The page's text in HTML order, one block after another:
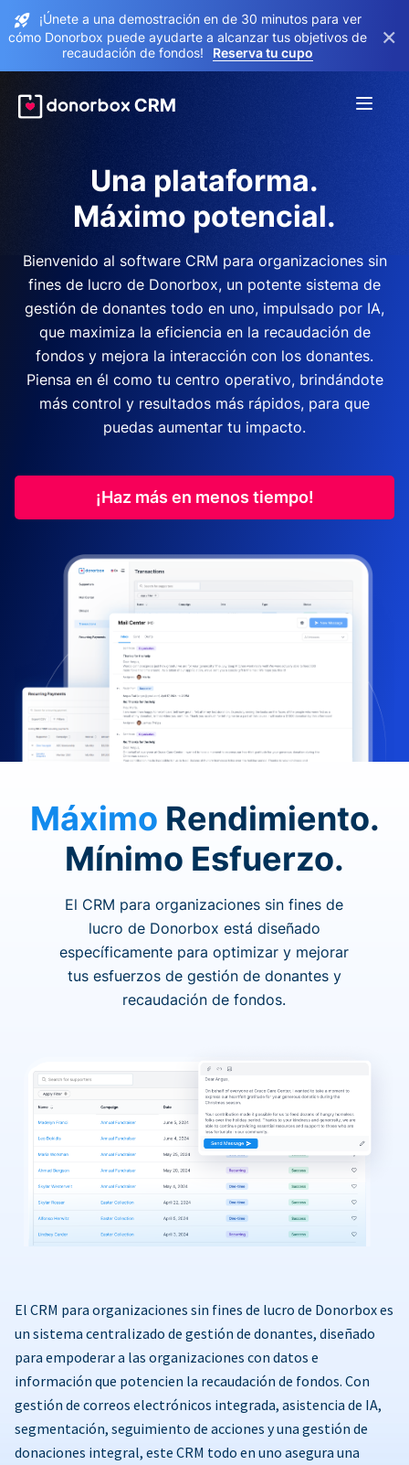
¡Únete a una demostración en de 30 minutos para ver
cómo Donorbox puede ayudarte a alcanzar tus objetivos de
recaudación de fondos!
Reserva tu cupo
×
Una plataforma.
Máximo potencial.
Bienvenido al software CRM para organizaciones sin
fines de lucro de Donorbox, un potente sistema de
gestión de donantes todo en uno, impulsado por IA,
que maximiza la eficiencia en la recaudación de
fondos y mejora la interacción con los donantes.
Piensa en él como tu centro operativo, brindándote
más control y resultados más rápidos, para que
puedas aumentar tu impacto.
¡Haz más en menos tiempo!
Máximo Rendimiento.
Mínimo Esfuerzo.
El CRM para organizaciones sin fines de
lucro de Donorbox está diseñado
específicamente para optimizar y mejorar
tus esfuerzos de gestión de donantes y
recaudación de fondos.
El CRM para organizaciones sin fines de lucro de Donorbox es
un sistema centralizado de gestión de donantes, diseñado
para empoderar a las organizaciones con datos e
información que potencien la recaudación de fondos. Con
gestión de correos electrónicos integrada, asistencia de IA,
segmentación, seguimiento de acciones y una gestión de
donaciones integral, este CRM todo en uno asegura una